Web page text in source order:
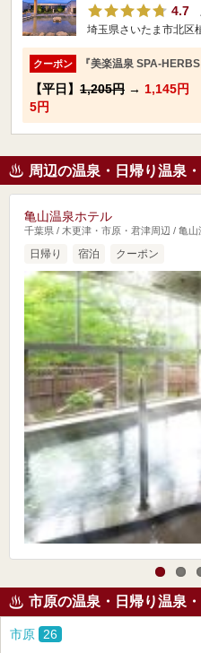
4.7
埼玉県さいたま市北区
クーポン 『美楽温泉 SPA-
【平日】 1,205円 → 1,145円
5円
周辺の温泉・日帰り温泉
亀山温泉ホテル
千葉県 / 木更津・市原・君津周辺 / 亀山
日帰り 宿泊 クーポン
市原の温泉・日帰り温泉
市原 26